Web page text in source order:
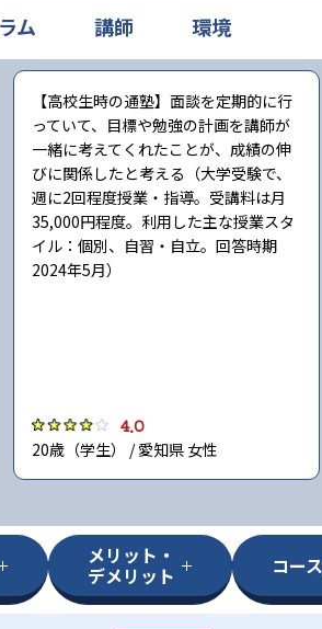
【高校生時の通塾】面談を定期的に行
っていて、目標や勉強の計画を講師が
一緒に考えてくれたことが、成績の伸
びに関係したと考える（大学受験で、
週に2回程度授業・指導。受講料は月
35,000円程度。利用した主な授業スタ
イル：個別、自習・自立。回答時期
2024年5月）
4.0
20歳（学生） / 愛知県 女性
ム 講師 環境
メリット・
デメリット コー